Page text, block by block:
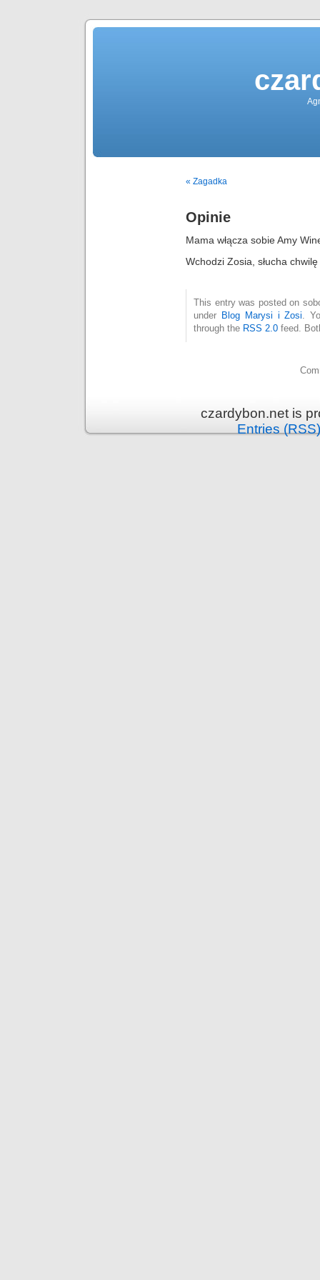
« Zagadka
Opinie
Mama włącza sobie Amy
Wchodzi Zosia, słucha
This entry was posted on
under Blog Marysi i Zosi.
through the RSS 2.0 feed.
czardybon.net is
Entries (RSS)